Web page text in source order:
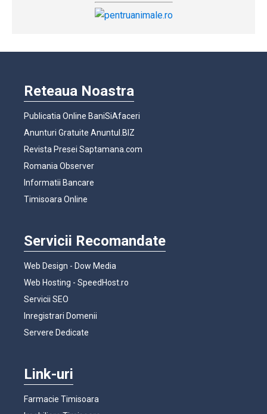
Reteaua Noastra
Publicatia Online BaniSiAfaceri
Anunturi Gratuite Anuntul.BIZ
Revista Presei Saptamana.com
Romania Observer
Informatii Bancare
Timisoara Online
Servicii Recomandate
Web Design - Dow Media
Web Hosting - SpeedHost.ro
Servicii SEO
Inregistrari Domenii
Servere Dedicate
Link-uri
Farmacie Timisoara